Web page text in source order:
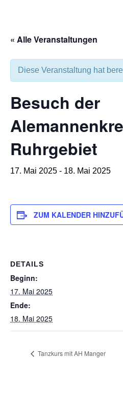
« Alle Veranstaltungen
Diese Veranstaltung hat
Besuch der
Ruhrgebiet
17. Mai 2025 - 18. Mai 2025
ZUM KALENDER
DETAILS
Beginn:
17. Mai 2025
Ende:
18. Mai 2025
Tanzkurs mit AH Manger